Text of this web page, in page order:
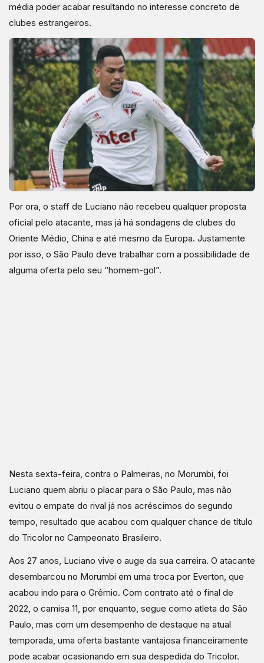
média poder acabar resultando no interesse concreto de
clubes estrangeiros.
Por ora, o staff de Luciano não recebeu qualquer proposta
oficial pelo atacante, mas já há sondagens de clubes do
Oriente Médio, China e até mesmo da Europa. Justamente
por isso, o São Paulo deve trabalhar com a possibilidade de
alguma oferta pelo seu “homem-gol”.
Nesta sexta-feira, contra o Palmeiras, no Morumbi, foi
Luciano quem abriu o placar para o São Paulo, mas não
evitou o empate do rival já nos acréscimos do segundo
tempo, resultado que acabou com qualquer chance de título
do Tricolor no Campeonato Brasileiro.
Aos 27 anos, Luciano vive o auge da sua carreira. O atacante
desembarcou no Morumbi em uma troca por Everton, que
acabou indo para o Grêmio. Com contrato até o final de
2022, o camisa 11, por enquanto, segue como atleta do São
Paulo, mas com um desempenho de destaque na atual
temporada, uma oferta bastante vantajosa financeiramente
pode acabar ocasionando em sua despedida do Tricolor.